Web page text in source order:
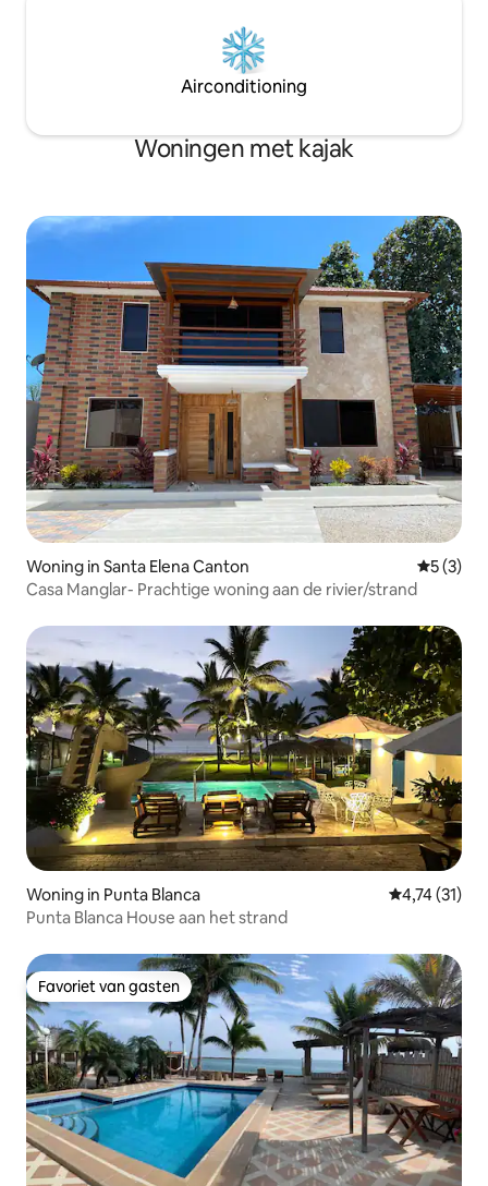
Airconditioning
Woningen met kajak
Woning in Santa Elena Canton
5 (3)
Casa Manglar- Prachtige woning aan de rivier/strand
Woning in Punta Blanca Gemiddelde
4,74 (31)
Punta Blanca House aan het strand
Favoriet van gasten
Favoriet van gasten